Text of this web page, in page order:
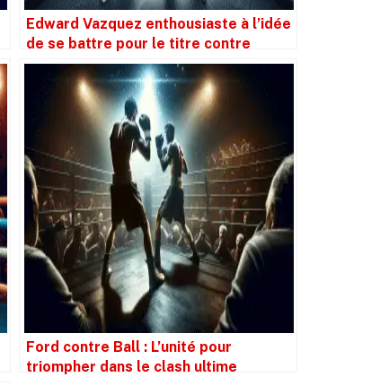
Edward Vazquez enthousiaste à l’idée
de se battre pour le titre contre
Rafael Espinoza, “unidimensionnel”, le
4 mai
Ford contre Ball : L’unité pour
triompher dans le clash ultime